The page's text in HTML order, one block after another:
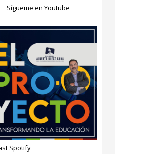
Sígueme en Youtube
Spotify